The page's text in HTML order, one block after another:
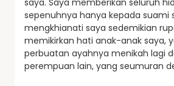
sepenuhnya hanya kepada suami
mengkhianati saya sedemikian
memikirkan hati anak-anak saya,
perbuatan ayahnya menikah lagi
perempuan lain, yang seumuran